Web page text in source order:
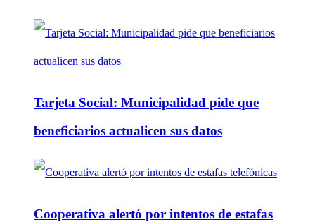
Tarjeta Social: Municipalidad pide que
beneficiarios actualicen sus datos
Cooperativa alertó por intentos de estafas